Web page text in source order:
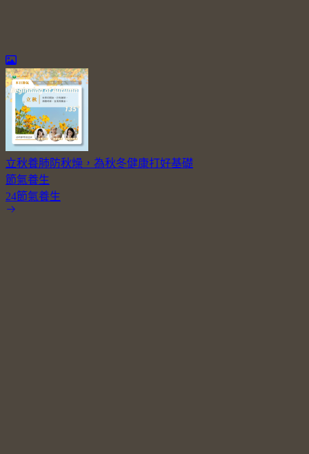
立秋養肺防秋燥，為秋冬健康打好基礎
節氣養生
24節氣養生